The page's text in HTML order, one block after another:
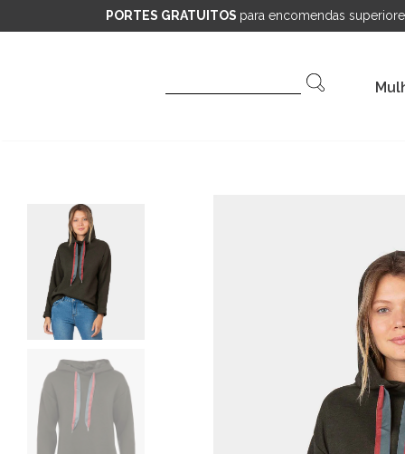
PORTES GRATUITOS para encomendas